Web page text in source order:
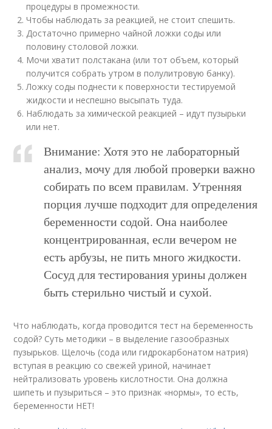
процедуры в промежности.
Чтобы наблюдать за реакцией, не стоит спешить.
Достаточно примерно чайной ложки соды или
половину столовой ложки.
Мочи хватит полстакана (или тот объем, который
получится собрать утром в полулитровую банку).
Ложку соды поднести к поверхности тестируемой
жидкости и неспешно высыпать туда.
Наблюдать за химической реакцией – идут пузырьки
или нет.
Внимание: Хотя это не лабораторный
анализ, мочу для любой проверки важно
собирать по всем правилам. Утренняя
порция лучше подходит для определения
беременности содой. Она наиболее
концентрированная, если вечером не
есть арбузы, не пить много жидкости.
Сосуд для тестирования урины должен
быть стерильно чистый и сухой.
Что наблюдать, когда проводится тест на беременность
содой? Суть методики – в выделение газообразных
пузырьков. Щелочь (сода или гидрокарбонатом натрия)
вступая в реакцию со свежей уриной, начинает
нейтрализовать уровень кислотности. Она должна
шипеть и пузыриться – это признак «нормы», то есть,
беременности НЕТ!